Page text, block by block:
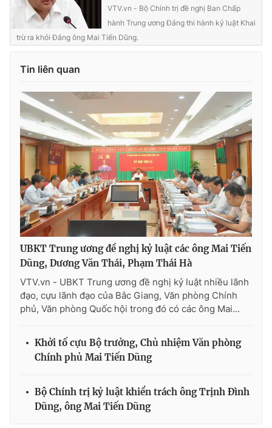
VTV.vn - Bộ Chính trị đề nghị Ban Chấp
hành Trung ương Đảng thi hành kỷ luật Khai
trừ ra khỏi Đảng ông Mai Tiến Dũng.
Tin liên quan
UBKT Trung ương đề nghị kỷ luật các ông Mai Tiến
Dũng, Dương Văn Thái, Phạm Thái Hà
VTV.vn - UBKT Trung ương đề nghị kỷ luật nhiều lãnh
đạo, cựu lãnh đạo của Bắc Giang, Văn phòng Chính
phủ, Văn phòng Quốc hội trong đó có các ông Mai...
Khởi tố cựu Bộ trưởng, Chủ nhiệm Văn phòng
Chính phủ Mai Tiến Dũng
Bộ Chính trị kỷ luật khiển trách ông Trịnh Đình
Dũng, ông Mai Tiến Dũng